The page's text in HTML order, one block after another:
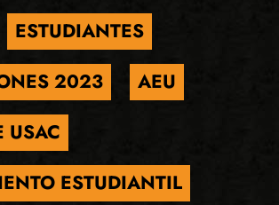
ESTUDIANTES
2023
AEU
USAC
ESTUDIANTIL